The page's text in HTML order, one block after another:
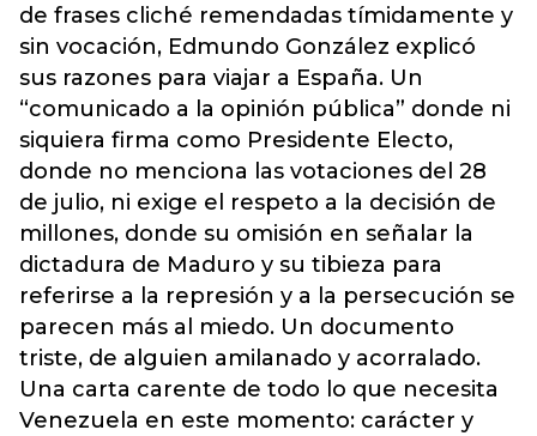
de frases cliché remendadas tímidamente y
sin vocación, Edmundo González explicó
sus razones para viajar a España. Un
“comunicado a la opinión pública” donde ni
siquiera firma como Presidente Electo,
donde no menciona las votaciones del 28
de julio, ni exige el respeto a la decisión de
millones, donde su omisión en señalar la
dictadura de Maduro y su tibieza para
referirse a la represión y a la persecución se
parecen más al miedo. Un documento
triste, de alguien amilanado y acorralado.
Una carta carente de todo lo que necesita
Venezuela en este momento: carácter y